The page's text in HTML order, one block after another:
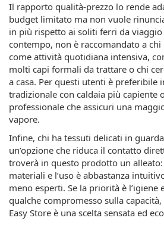
Il rapporto qualità-prezzo lo rende
budget limitato ma non vuole
in più rispetto ai soliti ferri da
contempo, non è raccomandato a
come attività quotidiana intensiva,
molti capi formali da trattare o chi
a casa. Per questi utenti è preferibile
tradizionale con caldaia più capiente
professionale che assicuri una
vapore.
Infine, chi ha tessuti delicati in
un’opzione che riduca il contatto
troverà in questo prodotto un
materiali e l’uso è abbastanza
meno esperti. Se la priorità è l’igiene
qualche compromesso sulla
Easy Store è una scelta sensata ed